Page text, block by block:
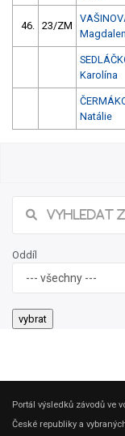
46. 23/ZM
Karolína
Natálie
Oddíl
Portál výsledků závodů
České republiky a